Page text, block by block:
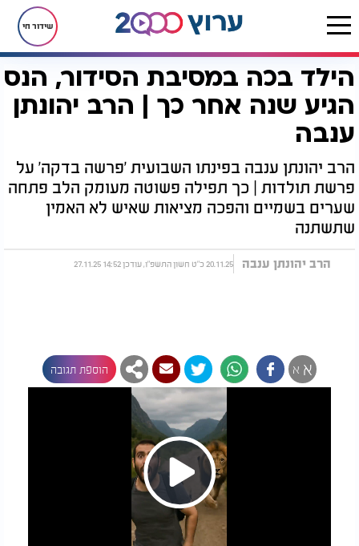
שידור חי
דף הבית יהדות ערוץ 2000 סדרות הדיגיטל של ערוץ 2000 פרשה בדקה הילד בכה במסיבת הסידור, הנס הגיע שנה אחר כך | הרב יהונתן ענבה
הילד בכה במסיבת הסידור, הנס
הגיע שנה אחר כך | הרב יהונתן
ענבה
הרב יהונתן ענבה בפינתו השבועית 'פרשה בדקה' על
פרשת תולדות | כך תפילה פשוטה מעומק הלב פתחה
שערים בשמיים והפכה מציאות שאיש לא האמין
שתשתנה
הרב יהונתן ענבה 20.11.25 כ"ט חשון התשפ"ו, עודכן 14:52 27.11.25
א א הוספת תגובה
Play